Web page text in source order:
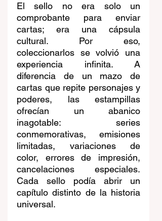
El sello no era solo un
comprobante para enviar
cartas; era una cápsula
cultural. Por eso,
coleccionarlos se volvió una
experiencia infinita. A
diferencia de un mazo de
cartas que repite personajes y
poderes, las estampillas
ofrecían un abanico
inagotable: series
conmemorativas, emisiones
limitadas, variaciones de
color, errores de impresión,
cancelaciones especiales.
Cada sello podía abrir un
capítulo distinto de la historia
universal.